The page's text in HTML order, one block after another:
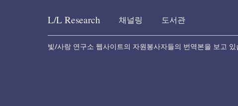
Skip to content
L/L Research 채널링 도서관
빛/사랑 연구소 웹사이트의 자원봉사자들의 번역본을 보고 있